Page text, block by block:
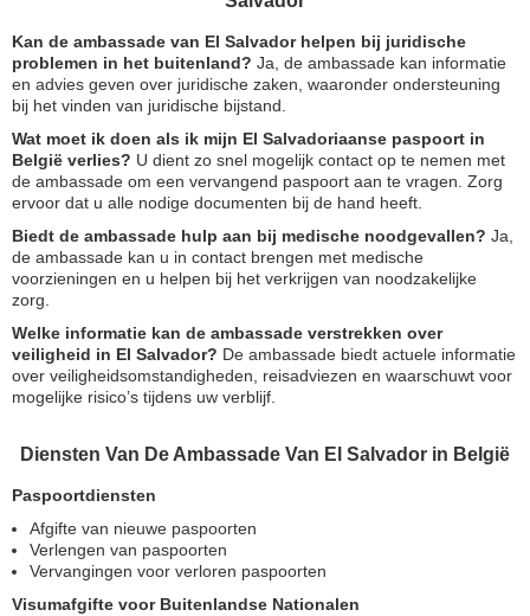
Kan de ambassade van El Salvador helpen bij juridische
problemen in het buitenland? Ja, de ambassade kan informatie
en advies geven over juridische zaken, waaronder ondersteuning
bij het vinden van juridische bijstand.
Wat moet ik doen als ik mijn El Salvadoriaanse paspoort in
België verlies? U dient zo snel mogelijk contact op te nemen met
de ambassade om een vervangend paspoort aan te vragen. Zorg
ervoor dat u alle nodige documenten bij de hand heeft.
Biedt de ambassade hulp aan bij medische noodgevallen? Ja,
de ambassade kan u in contact brengen met medische
voorzieningen en u helpen bij het verkrijgen van noodzakelijke
zorg.
Welke informatie kan de ambassade verstrekken over
veiligheid in El Salvador? De ambassade biedt actuele informatie
over veiligheidsomstandigheden, reisadviezen en waarschuwt voor
mogelijke risico’s tijdens uw verblijf.
Diensten Van De Ambassade Van El Salvador in België
Paspoortdiensten
Afgifte van nieuwe paspoorten
Verlengen van paspoorten
Vervangingen voor verloren paspoorten
Visumafgifte voor Buitenlandse Nationalen